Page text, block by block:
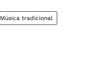
Música tradicional